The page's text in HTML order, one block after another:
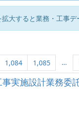
大すると業務・工事デ
1,084 1,085 …
実施設計業務委